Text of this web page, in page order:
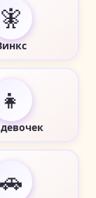
🧚
👧